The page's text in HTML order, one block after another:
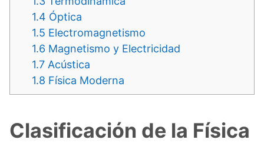
1.4 Óptica
1.5 Electromagnetismo
1.6 Magnetismo y Electricidad
1.7 Acústica
1.8 Física Moderna
Clasificación de la Física